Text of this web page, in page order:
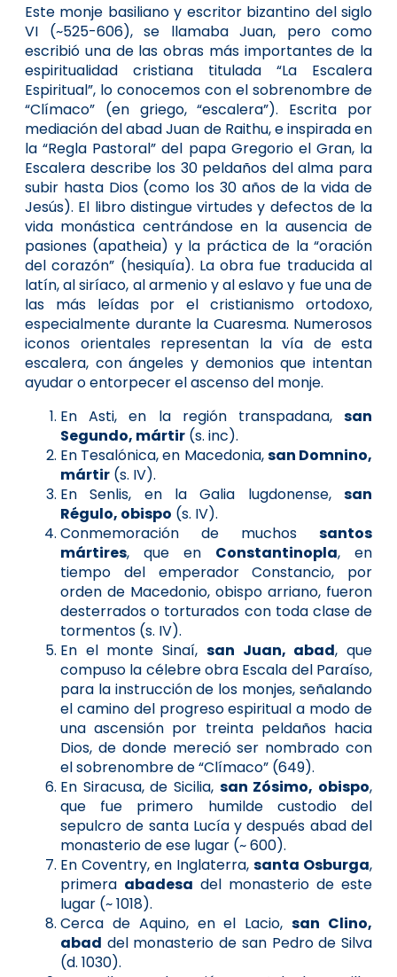
Este monje basiliano y escritor bizantino del siglo
VI (~525-606), se llamaba Juan, pero como
escribió una de las obras más importantes de la
espiritualidad cristiana titulada “La Escalera
Espiritual”, lo conocemos con el sobrenombre de
“Clímaco” (en griego, “escalera”). Escrita por
mediación del abad Juan de Raithu, e inspirada en
la “Regla Pastoral” del papa Gregorio el Gran, la
Escalera describe los 30 peldaños del alma para
subir hasta Dios (como los 30 años de la vida de
Jesús). El libro distingue virtudes y defectos de la
vida monástica centrándose en la ausencia de
pasiones (apatheia) y la práctica de la “oración
del corazón” (hesiquía). La obra fue traducida al
latín, al siríaco, al armenio y al eslavo y fue una de
las más leídas por el cristianismo ortodoxo,
especialmente durante la Cuaresma. Numerosos
iconos orientales representan la vía de esta
escalera, con ángeles y demonios que intentan
ayudar o entorpecer el ascenso del monje.
En Asti, en la región transpadana, san
Segundo, mártir (s. inc).
En Tesalónica, en Macedonia,san Domnino,
mártir (s. IV).
En Senlis, en la Galia lugdonense, san
Régulo, obispo (s. IV).
Conmemoración de muchos santos
mártires, que en Constantinopla, en
tiempo del emperador Constancio, por
orden de Macedonio, obispo arriano, fueron
desterrados o torturados con toda clase de
tormentos (s. IV).
En el monte Sinaí, san Juan, abad, que
compuso la célebre obra Escala del Paraíso,
para la instrucción de los monjes, señalando
el camino del progreso espiritual a modo de
una ascensión por treinta peldaños hacia
Dios, de donde mereció ser nombrado con
el sobrenombre de “Clímaco” (649).
En Siracusa, de Sicilia, san Zósimo, obispo,
que fue primero humilde custodio del
sepulcro de santa Lucía y después abad del
monasterio de ese lugar (~ 600).
En Coventry, en Inglaterra, santa Osburga,
primera abadesa del monasterio de este
lugar (~ 1018).
Cerca de Aquino, en el Lacio,san Clino,
abad del monasterio de san Pedro de Silva
(d. 1030).